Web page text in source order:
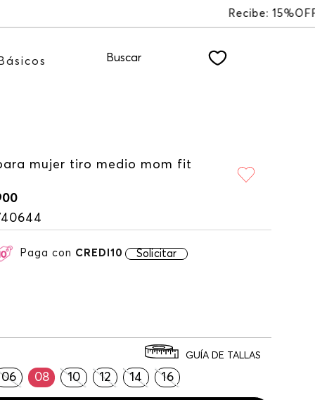
Básicos Buscar
mujer tiro medio mom fit
Paga con CREDI10 Solicitar
06 08 10 12 14 16
GUÍA DE TALLAS